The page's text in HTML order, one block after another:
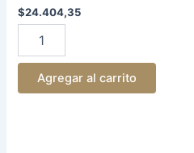
$24.404,35
Agregar al carrito